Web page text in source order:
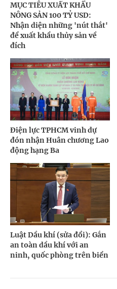
MỤC TIÊU XUẤT KHẨU
NÔNG SẢN 100 TỶ USD:
Nhận diện những 'nút thắt'
để xuất khẩu thủy sản về
đích
Điện lực TPHCM vinh dự
đón nhận Huân chương Lao
động hạng Ba
Luật Dầu khí (sửa đổi): Gắn
an toàn dầu khí với an
ninh, quốc phòng trên biển